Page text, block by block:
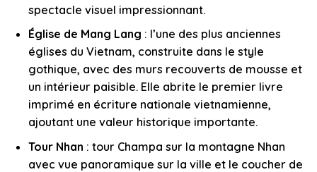
spectacle visuel impressionnant.
Église de Mang Lang : l’une des plus anciennes
églises du Vietnam, construite dans le style
gothique, avec des murs recouverts de mousse et
un intérieur paisible. Elle abrite le premier livre
imprimé en écriture nationale vietnamienne,
ajoutant une valeur historique importante.
Tour Nhan : tour Champa sur la montagne Nhan
avec vue panoramique sur la ville et le coucher de